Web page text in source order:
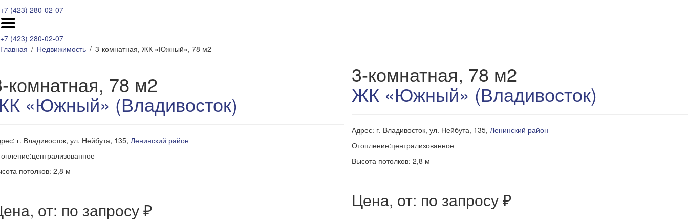
+7 (423) 280-02-07
+7 (423) 280-02-07
Главная
Недвижимость 3-комнатная, ЖК «Южный», 78 м2
комнатная, 78 м2
«Южный» (Владивосток)
г. Владивосток, ул. Нейбута, 135, Ленинский район
потолков: 2,8 м
от: по запросу ₽
3-комнатная, 78 м2
ЖК «Южный» (Владивосток)
Адрес: г. Владивосток, ул. Нейбута, 135, Ленинский район
Отопление:централизованное
Высота потолков: 2,8 м
Цена, от: по запросу ₽